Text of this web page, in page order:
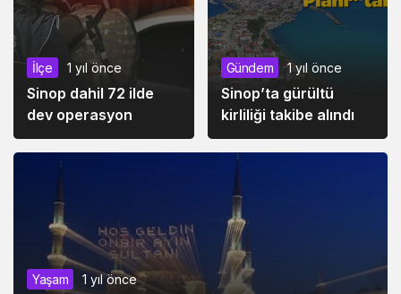
İlçe 1 yıl önce
Sinop dahil 72 ilde
dev operasyon
Gündem 1 yıl önce
Sinop’ta gürültü
kirliliği takibe alındı
Yaşam 1 yıl önce